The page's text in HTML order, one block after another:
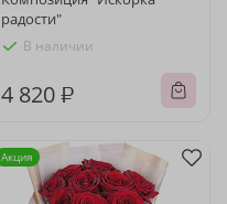
радости"
В наличии
4 820 ₽
Акция